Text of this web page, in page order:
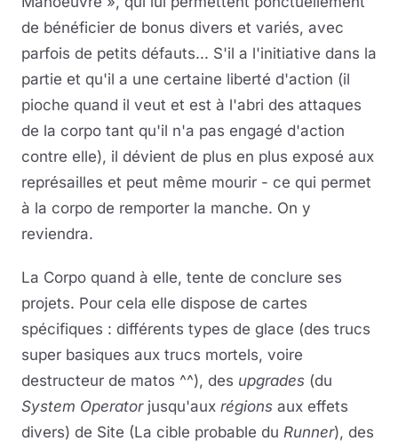
de bénéficier de bonus divers et variés, avec
parfois de petits défauts... S'il a l'initiative dans la
partie et qu'il a une certaine liberté d'action (il
pioche quand il veut et est à l'abri des attaques
de la corpo tant qu'il n'a pas engagé d'action
contre elle), il dévient de plus en plus exposé aux
représailles et peut même mourir - ce qui permet
à la corpo de remporter la manche. On y
reviendra.
La Corpo quand à elle, tente de conclure ses
projets. Pour cela elle dispose de cartes
spécifiques : différents types de glace (des trucs
super basiques aux trucs mortels, voire
destructeur de matos ^^), des upgrades (du
System Operatorjusqu'aux régions aux effets
divers) de Site (La cible probable du Runner), des